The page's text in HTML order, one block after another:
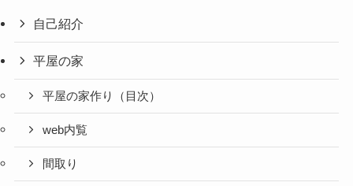
自己紹介
平屋の家
平屋の家作り（目次）
web内覧
間取り